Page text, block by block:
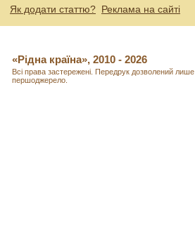
Як додати статтю? Реклама на сайті
«Рідна країна», 2010 - 2026
Всі права застережені. Передрук дозволений
першоджерело.